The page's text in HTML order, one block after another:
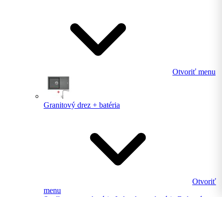
Otvoriť menu
Granitový drez + batéria
Otvoriť
menu